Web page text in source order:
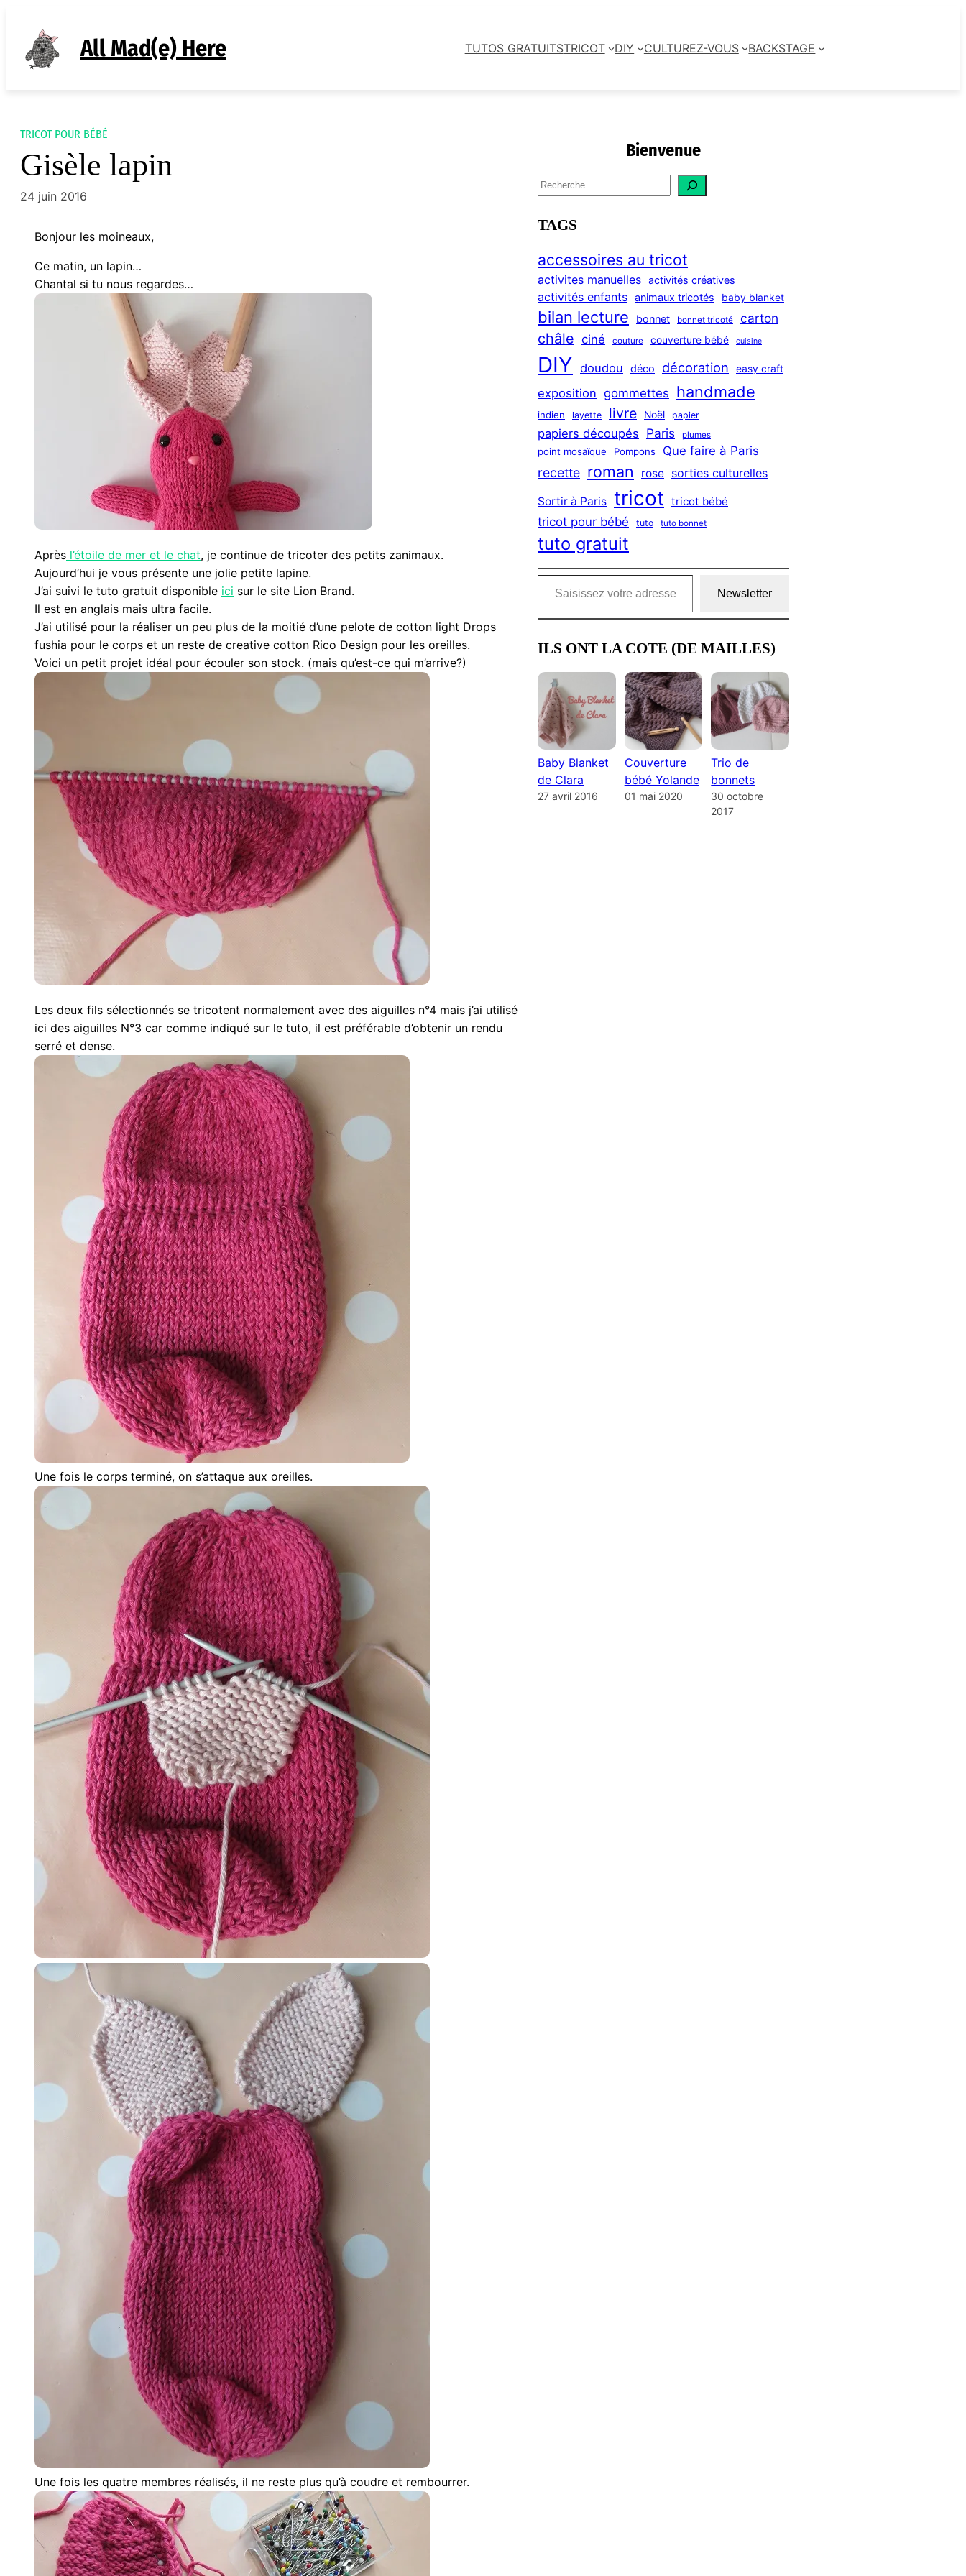
contenu
All Mad(e) Here TUTOS GRATUITSTRICOT DIY CULTUREZ-VOUS BACKSTAGE
TRICOT POUR BÉBÉ
Gisèle lapin
24 juin 2016
Bonjour les moineaux,
Ce matin, un lapin…
Chantal si tu nous regardes…
Après l’étoile de mer et le chat, je continue de tricoter des petits zanimaux.
Aujourd’hui je vous présente une jolie petite lapine.
J’ai suivi le tuto gratuit disponible ici sur le site Lion Brand.
Il est en anglais mais ultra facile.
J’ai utilisé pour la réaliser un peu plus de la moitié d’une pelote de cotton light Drops
fushia pour le corps et un reste de creative cotton Rico Design pour les oreilles.
Voici un petit projet idéal pour écouler son stock. (mais qu’est-ce qui m’arrive?)
Les deux fils sélectionnés se tricotent normalement avec des aiguilles n°4 mais j’ai utilisé
ici des aiguilles N°3 car comme indiqué sur le tuto, il est préférable d’obtenir un rendu
serré et dense.
Une fois le corps terminé, on s’attaque aux oreilles.
Une fois les quatre membres réalisés, il ne reste plus qu’à coudre et rembourrer.
Bienvenue
S
e
a
r
h
TAGS
accessoires au tricot
activites manuelles activités créatives
activités enfants animaux tricotés baby blanket
bilan lecture bonnet bonnet tricoté carton
châle ciné couture couverture bébé cuisine
DIY doudou déco décoration easy craft
exposition gommettes handmade
indien layette livre Noël papier
papiers découpés Paris plumes
point mosaïque Pompons Que faire à Paris
recette roman rose sorties culturelles
Sortir à Paris tricot tricot bébé
tricot pour bébé tuto tuto bonnet
tuto gratuit
Saisissez votre adresse e-mail…
Newsletter
ILS ONT LA COTE (DE MAILLES)
Baby Blanket
de Clara
27 avril 2016
Couverture
bébé Yolande
01 mai 2020
Trio de
bonnets
30 octobre
2017